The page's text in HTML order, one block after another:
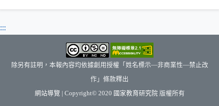
:::
除另有註明，本報內容均依據創用授權「姓名標示—非商業性—禁止改
作」條款釋出
網站導覽 | Copyright© 2020 國家教育研究院（另開新視窗）
版權所有